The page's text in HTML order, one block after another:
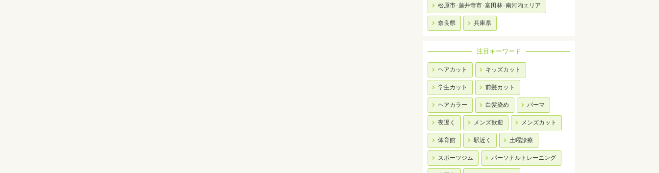
松原市･藤井寺市･富田林･南河内エリア
奈良県 兵庫県
注目キーワード
ヘアカット キッズカット
学生カット 前髪カット
ヘアカラー 白髪染め パーマ
夜遅く メンズ歓迎 メンズカット
体育館 駅近く 土曜診療
スポーツジム パーソナルトレーニング